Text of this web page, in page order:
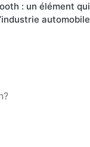
: un élément qui
automobile